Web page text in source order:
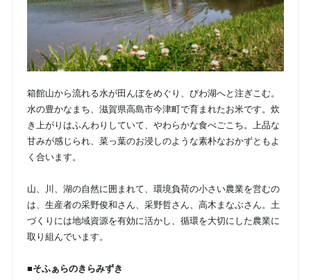
箱館山から流れる水が田んぼをめぐり、びわ湖へと注ぎこむ。
水の豊かなまち、滋賀県高島市今津町で育まれたお米です。炊
き上がりはふんわりしていて、やわらかな食べごこち。上品な
甘みが感じられ、菜っ葉のお浸しのような素朴なおかずともよ
く合います。
山、川、湖の自然に囲まれて、環境負荷の小さい農業を営むの
は、生産者の采野俊和さん、采野哲さん、高木まなぶさん。土
づくりには地域資源を有効に活かし、循環を大切にした農業に
取り組んでいます。
■そふぁらのきらみずき